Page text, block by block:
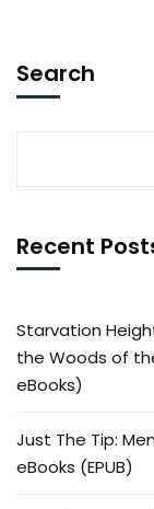
Search
Recent
Starvation
the Woods of
eBooks)
Just The Tip:
eBooks (EPUB)